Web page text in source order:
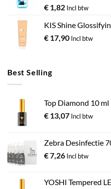
€ 1,82 Incl btw
KIS Shine
€ 17,90 Incl btw
Best Selling
Top Diamond 10 ml
€ 13,07 Incl btw
Zebra Desinfectie
€7,26 Incl btw
YOSHI Tempered